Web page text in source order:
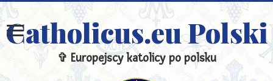
Catholicus.eu Polski
✞ Europejscy katolicy po polsku